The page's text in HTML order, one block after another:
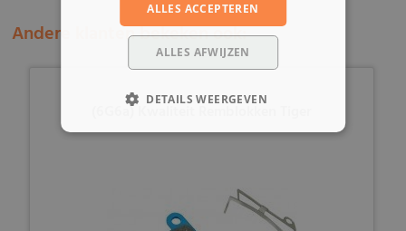
Andere klanten bekeken ook:
(6G6a) Kwaliteit Remblokken Tiger
ALLES ACCEPTEREN
ALLES AFWIJZEN
DETAILS WEERGEVEN